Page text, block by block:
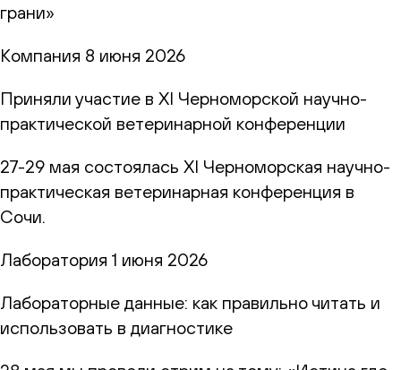
грани»
Компания 8 июня 2026
Приняли участие в XI Черноморской научно-
практической ветеринарной конференции
27-29 мая состоялась XI Черноморская научно-
практическая ветеринарная конференция в
Сочи.
Лаборатория 1 июня 2026
Лабораторные данные: как правильно читать и
использовать в диагностике